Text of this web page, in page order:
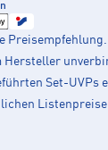
Hersteller
Set-UVPs